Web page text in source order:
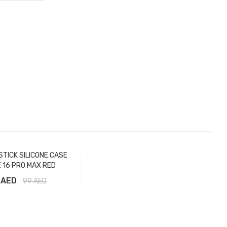
SILICONE CASE
16 PRO MAX RED
99AED